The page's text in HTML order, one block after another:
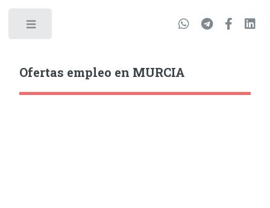
Ofertas empleo en MURCIA